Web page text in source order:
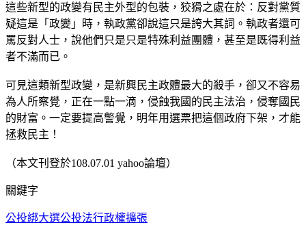
這些新型的政變有民主外型的包裝，狡猾之處在於：反對黨質
疑這是「政變」時，執政黨卻說這只是誇大其詞。執政者還可
罵反對人士，說他們只是只是特殊利益團體，甚至是既得利益
者不滿而已。
可見這類新型政變，是新興民主政體最大的殺手，卻又不容易
為人所察覺，正在一點一滴，侵蝕我國的民主法治，侵奪國民
的財富。一定要提高警覺，明年用選票把這個政府下架，才能
拯救民主！
（本文刊登於108.07.01 yahoo論壇）
關鍵字
公投綁大選公投法行政權擴張